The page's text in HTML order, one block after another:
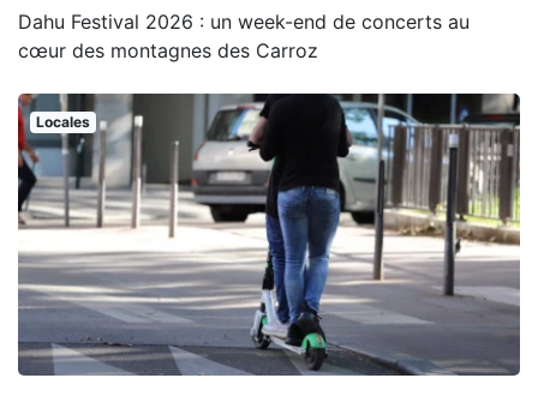
Dahu Festival 2026 : un week-end de concerts au
cœur des montagnes des Carroz
Locales